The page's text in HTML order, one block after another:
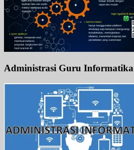
Administrasi Guru Informatika